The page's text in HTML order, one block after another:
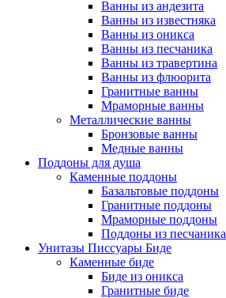
Ванны из андезита
Ванны из известняка
Ванны из оникса
Ванны из песчаника
Ванны из травертина
Ванны из флюорита
Гранитные ванны
Мраморные ванны
Металлические ванны
Бронзовые ванны
Медные ванны
Поддоны для душа
Каменные поддоны
Базальтовые поддоны
Гранитные поддоны
Мраморные поддоны
Поддоны из песчаника
Унитазы Писсуары Биде
Каменные биде
Биде из оникса
Гранитные биде